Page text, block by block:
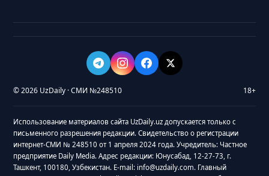
© 2026 UzDaily · СМИ №248510 18+
Использование материалов сайта UzDaily.uz допускается только с
письменного разрешения редакции. Свидетельство о регистрации
интернет-СМИ № 248510 от 1 апреля 2024 года. Учредитель: Частное
предприятие Daily Media. Адрес редакции: Юнусабад, 12-27-73, г.
Ташкент, 100180, Узбекистан. E-mail: info@uzdaily.com. Главный